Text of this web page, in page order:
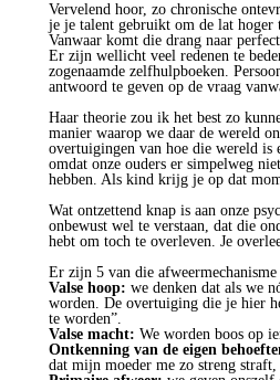
Vervelend hoor, zo chronische
je je talent gebruikt om de lat hoger
Vanwaar komt die drang naar
Er zijn wellicht veel redenen te
zogenaamde zelfhulpboeken.
antwoord te geven op de vraag
Haar theorie zou ik het best zo
manier waarop we daar de wereld
overtuigingen van hoe die wereld is
omdat onze ouders er simpelweg
hebben. Als kind krijg je op dat
Wat ontzettend knap is aan onze
onbewust wel te verstaan, dat die
hebt om toch te overleven. Je
Er zijn 5 van die afweermechanisme
Valse hoop: we denken dat als we
worden. De overtuiging die je hier
te worden”.
Valse macht: We worden boos op
Ontkenning van de eigen
dat mijn moeder me zo streng